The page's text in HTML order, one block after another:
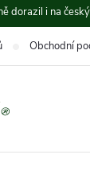
dorazil i na
Obchodní